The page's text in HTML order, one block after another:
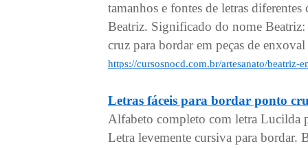
tamanhos e fontes de letras
Beatriz. Significado do nome
cruz para bordar em peças de
https://cursosnocd.com.br/artesanato/beatriz-
Letras fáceis para bordar ponto
Alfabeto completo com letra Lucilda
Letra levemente cursiva para bordar.